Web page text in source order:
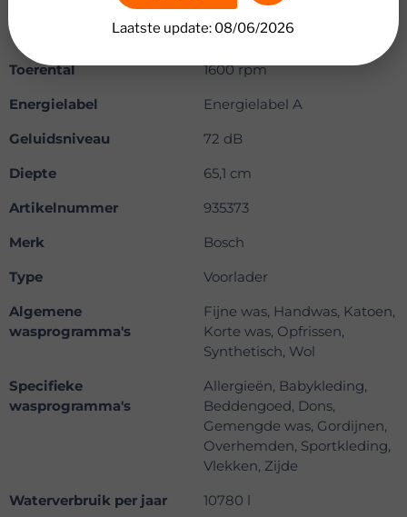
Vulgewicht
10 kg
Toerental
1600 rpm
Energielabel
Energielabel A
Geluidsniveau
72 dB
Diepte
65,1 cm
Artikelnummer
935373
Merk
Bosch
Type
Voorlader
Algemene
wasprogramma's
Fijne was, Handwas, Katoen,
Korte was, Opfrissen,
Synthetisch, Wol
Specifieke
wasprogramma's
Allergieën, Babykleding,
Beddengoed, Dons,
Gemengde was, Gordijnen,
Overhemden, Sportkleding,
Vlekken, Zijde
Waterverbruik per jaar
10780 l
Laatste update: 08/06/2026